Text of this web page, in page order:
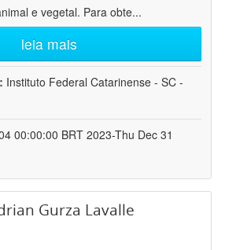
e vegetal. Para obte...
leia mais
Instituto Federal Catarinense - SC -
00:00:00 BRT 2023-Thu Dec 31
Gurza Lavalle